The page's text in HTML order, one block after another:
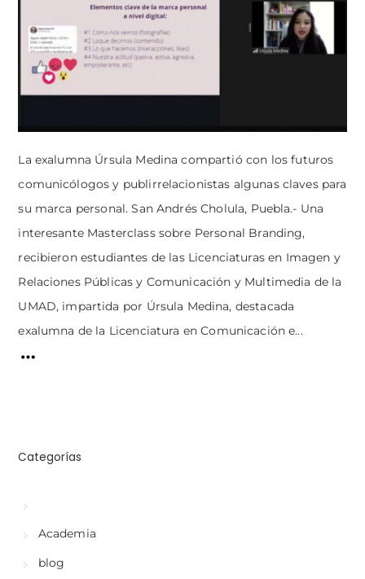
La exalumna Úrsula Medina compartió con los futuros
comunicólogos y publirrelacionistas algunas claves para
su marca personal. San Andrés Cholula, Puebla.- Una
interesante Masterclass sobre Personal Branding,
recibieron estudiantes de las Licenciaturas en Imagen y
Relaciones Públicas y Comunicación y Multimedia de la
UMAD, impartida por Úrsula Medina, destacada
exalumna de la Licenciatura en Comunicación e...
Categorías
Academia
blog